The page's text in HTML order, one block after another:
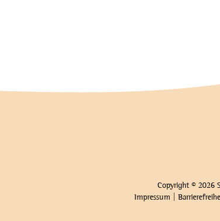
Copyright © 2026
Impressum